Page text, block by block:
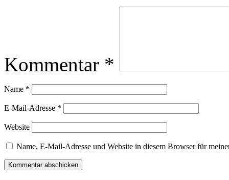
Kommentar *
Name *
E-Mail-Adresse *
Website
Name, E-Mail-Adresse und Website in diesem Browser für